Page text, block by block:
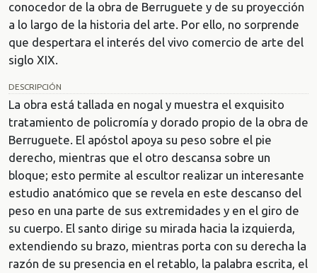
conocedor de la obra de Berruguete y de su proyección
a lo largo de la historia del arte. Por ello, no sorprende
que despertara el interés del vivo comercio de arte del
siglo XIX.
DESCRIPCIÓN
La obra está tallada en nogal y muestra el exquisito
tratamiento de policromía y dorado propio de la obra de
Berruguete. El apóstol apoya su peso sobre el pie
derecho, mientras que el otro descansa sobre un
bloque; esto permite al escultor realizar un interesante
estudio anatómico que se revela en este descanso del
peso en una parte de sus extremidades y en el giro de
su cuerpo. El santo dirige su mirada hacia la izquierda,
extendiendo su brazo, mientras porta con su derecha la
razón de su presencia en el retablo, la palabra escrita, el